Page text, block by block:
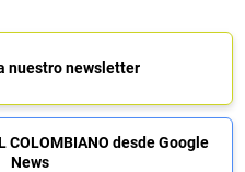
nuestro newsletter
COLOMBIANO desde Google
News